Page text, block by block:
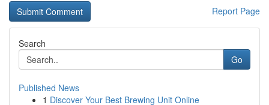
Report Page
Search
Go
Published News
1 Discover Your Best Brewing Unit Online